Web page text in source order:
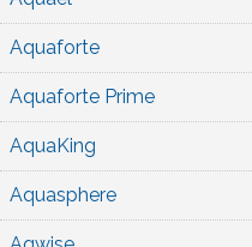
Aquaforte
Aquaforte Prime
AquaKing
Aquasphere